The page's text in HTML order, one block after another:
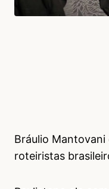
Bráulio
roteiristas